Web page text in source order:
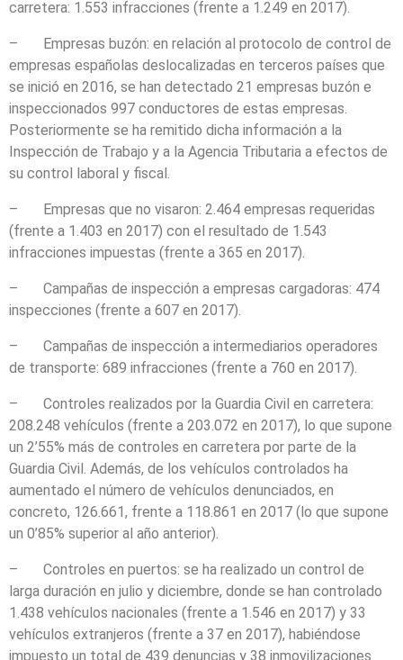
carretera: 1.553 infracciones (frente a 1.249 en 2017).
– Empresas buzón: en relación al protocolo de control de
empresas españolas deslocalizadas en terceros países que
se inició en 2016, se han detectado 21 empresas buzón e
inspeccionados 997 conductores de estas empresas.
Posteriormente se ha remitido dicha información a la
Inspección de Trabajo y a la Agencia Tributaria a efectos de
su control laboral y fiscal.
– Empresas que no visaron: 2.464 empresas requeridas
(frente a 1.403 en 2017) con el resultado de 1.543
infracciones impuestas (frente a 365 en 2017).
– Campañas de inspección a empresas cargadoras: 474
inspecciones (frente a 607 en 2017).
– Campañas de inspección a intermediarios operadores
de transporte: 689 infracciones (frente a 760 en 2017).
– Controles realizados por la Guardia Civil en carretera:
208.248 vehículos (frente a 203.072 en 2017), lo que supone
un 2’55% más de controles en carretera por parte de la
Guardia Civil. Además, de los vehículos controlados ha
aumentado el número de vehículos denunciados, en
concreto, 126.661, frente a 118.861 en 2017 (lo que supone
un 0’85% superior al año anterior).
– Controles en puertos: se ha realizado un control de
larga duración en julio y diciembre, donde se han controlado
1.438 vehículos nacionales (frente a 1.546 en 2017) y 33
vehículos extranjeros (frente a 37 en 2017), habiéndose
impuesto un total de 439 denuncias y 38 inmovilizaciones